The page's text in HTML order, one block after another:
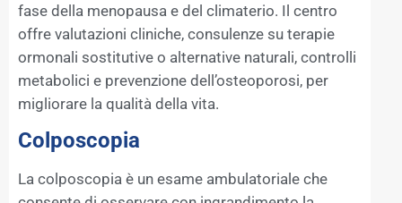
fase della menopausa e del climaterio. Il centro
offre valutazioni cliniche, consulenze su terapie
ormonali sostitutive o alternative naturali, controlli
metabolici e prevenzione dell’osteoporosi, per
migliorare la qualità della vita.
Colposcopia
La colposcopia è un esame ambulatoriale che